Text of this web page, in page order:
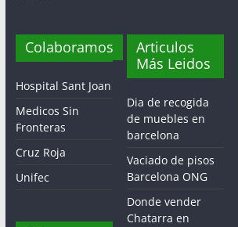
Colaboramos
Hospital Sant Joan
Medicos Sin
Fronteras
Cruz Roja
Unifec
Articulos
Más Leidos
Dia de recogida
de muebles en
barcelona
Vaciado de pisos
Barcelona ONG
Donde vender
Chatarra en